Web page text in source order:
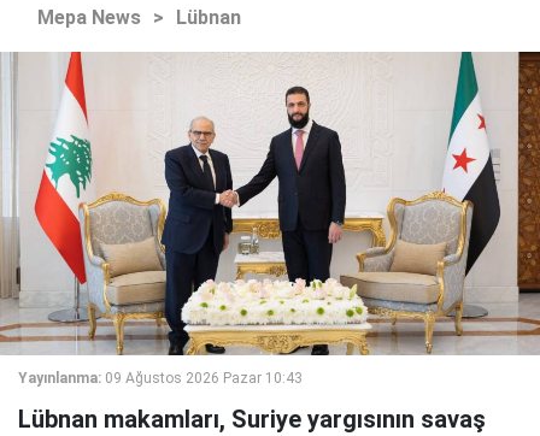
Mepa News > Lübnan
Yayınlanma: 09 Ağustos 2026 Pazar 10:43
Lübnan makamları, Suriye yargısının savaş